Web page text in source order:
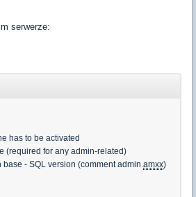
serwerze:
has to be activated
(required for any admin-related)
base - SQL version (comment admin.amxx)